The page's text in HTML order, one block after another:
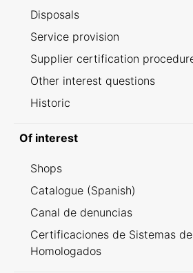
Disposals
Service provision
Supplier certification
Other interest questions
Historic
Of interest
Shops
Catalogue (Spanish)
Canal de denuncias
Certificaciones de Sistemas
Homologados